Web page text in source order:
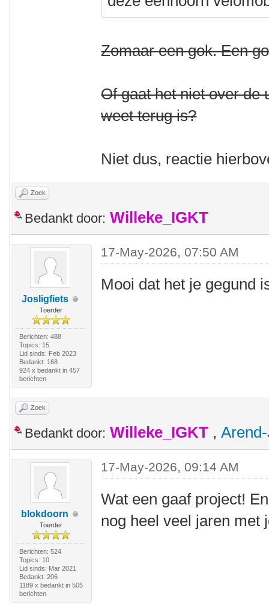
Zomaar een gok. Een
Of gaat het niet over de
weet terug is?
Niet dus, reactie
Zoek
Bedankt door: Willeke_IGKT
Josligfiets
Toerder
Berichten: 488
Topics: 15
Lid sinds: Feb 2023
Bedankt: 168
924 x bedankt in 457
berichten
17-May-2026, 07:50 AM
Mooi dat het je gegund
Zoek
Bedankt door: Willeke_IGKT ,
blokdoorn
Toerder
Berichten: 524
Topics: 10
Lid sinds: Mar 2021
Bedankt: 206
1189 x bedankt in 505
berichten
17-May-2026, 09:14 AM
Wat een gaaf project!
nog heel veel jaren met